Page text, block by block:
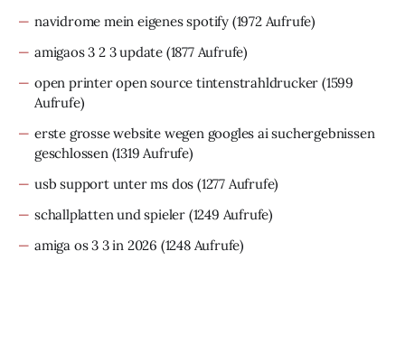
navidrome mein eigenes spotify (1972 Aufrufe)
amigaos 3 2 3 update (1877 Aufrufe)
open printer open source tintenstrahldrucker (1599
Aufrufe)
erste grosse website wegen googles ai suchergebnissen
geschlossen(1319 Aufrufe)
usb support unter ms dos (1277 Aufrufe)
schallplatten und spieler (1249 Aufrufe)
amiga os 3 3 in 2026 (1248 Aufrufe)